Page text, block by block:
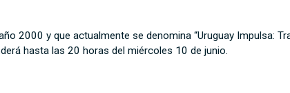
2000 y que actualmente se denomina “Uruguay Impulsa:
hasta las 20 horas del miércoles 10 de junio.